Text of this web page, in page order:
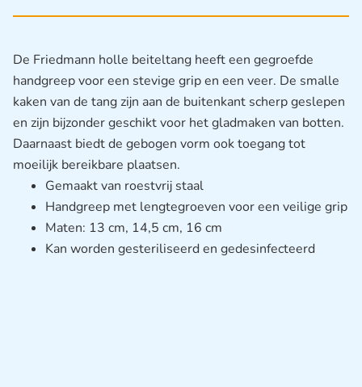
De Friedmann holle beiteltang heeft een gegroefde
handgreep voor een stevige grip en een veer. De smalle
kaken van de tang zijn aan de buitenkant scherp geslepen
en zijn bijzonder geschikt voor het gladmaken van botten.
Daarnaast biedt de gebogen vorm ook toegang tot
moeilijk bereikbare plaatsen.
Gemaakt van roestvrij staal
Handgreep met lengtegroeven voor een veilige grip
Maten: 13 cm, 14,5 cm, 16 cm
Kan worden gesteriliseerd en gedesinfecteerd